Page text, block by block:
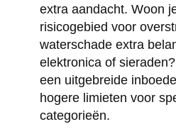
extra aandacht. Woon
risicogebied voor
waterschade extra
elektronica of
een uitgebreide
hogere limieten voor
categorieën.